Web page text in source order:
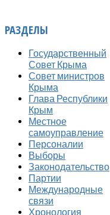
РАЗДЕЛЫ
Государственный
Совет Крыма
Совет министров
Крыма
Глава Республики
Крым
Местное
самоуправление
Персоналии
Выборы
Законодательство
Партии
Международные
связи
Хронология